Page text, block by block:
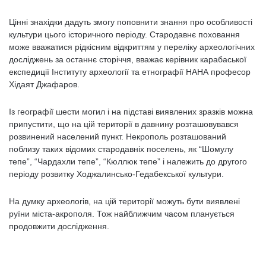
Цінні знахідки дадуть змогу поповнити знання про особливості
культури цього історичного періоду. Стародавнє поховання
може вважатися рідкісним відкриттям у переліку археологічних
досліджень за останнє сторіччя, вважає керівник карабаської
експедиції Інституту археології та етнографії НАНА професор
Хідаят Джафаров.
Із географії шести могил і на підставі виявлених зразків можна
припустити, що на цій території в давнину розташовувався
розвинений населений пункт. Некрополь розташований
поблизу таких відомих стародавніх поселень, як “Шомулу
тепе”, “Чардахли тепе”, “Кюллюк тепе” і належить до другого
періоду розвитку Ходжалинсько-Гедабекської культури.
На думку археологів, на цій території можуть бути виявлені
руїни міста-акрополя. Тож найближчим часом планується
продовжити дослідження.